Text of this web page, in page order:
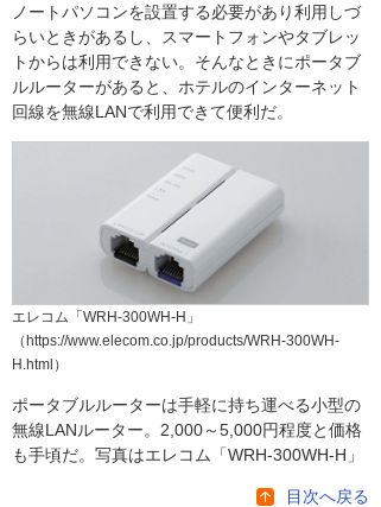
ノートパソコンを設置する必要があり利用しづ
らいときがあるし、スマートフォンやタブレッ
トからは利用できない。そんなときにポータブ
ルルーターがあると、ホテルのインターネット
回線を無線LANで利用できて便利だ。
エレコム「WRH-300WH-H」
（https://www.elecom.co.jp/products/WRH-300WH-
H.html）
ポータブルルーターは手軽に持ち運べる小型の
無線LANルーター。2,000～5,000円程度と価格
も手頃だ。写真はエレコム「WRH-300WH-H」
目次へ戻る